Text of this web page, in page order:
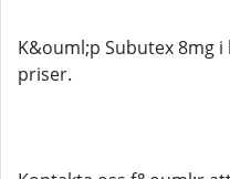
K&ouml;p Subutex 8mg
priser.